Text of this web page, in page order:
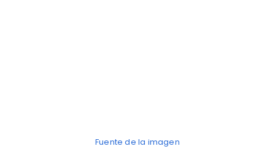
Fuente de la imagen